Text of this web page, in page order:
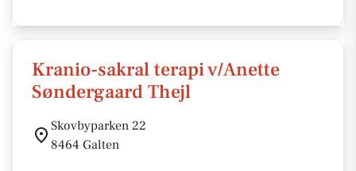
Kranio-sakral terapi v/Anette
Søndergaard Thejl
Skovbyparken 22
8464 Galten